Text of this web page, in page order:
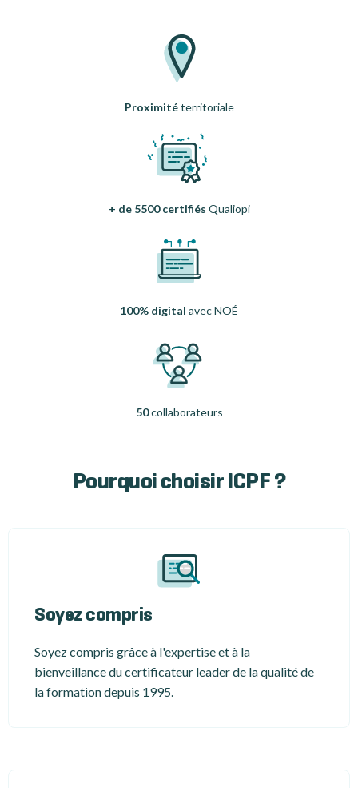
+ de 5500 certifiés Qualiopi
100% digital avec NOÉ
50collaborateurs
Proximitéterritoriale
Pourquoi choisir ICPF ?
Soyez compris
Soyez compris grâce à l'expertise et à la
bienveillance du certificateur leader de la qualité de
la formation depuis 1995.